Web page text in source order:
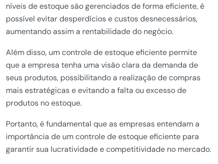
níveis de estoque são gerenciados de forma eficiente, é
possível evitar desperdícios e custos desnecessários,
aumentando assim a rentabilidade do negócio.
Além disso, um controle de estoque eficiente permite
que a empresa tenha uma visão clara da demanda de
seus produtos, possibilitando a realização de compras
mais estratégicas e evitando a falta ou excesso de
produtos no estoque.
Portanto, é fundamental que as empresas entendam a
importância de um controle de estoque eficiente para
garantir sua lucratividade e competitividade no mercado.